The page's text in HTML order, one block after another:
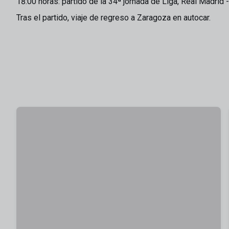
Tras el partido, viaje de regreso a Zaragoza en autocar.